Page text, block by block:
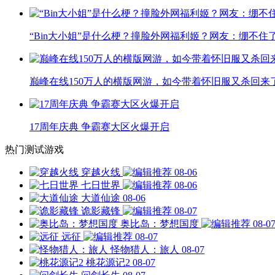
“Bin大小姐”是什么梗？撞脸外网福利姬？网友：绷不住
巅峰在线150万人的横版网游，如今带着怀旧服又杀回来
17周年庆典 争霸赛大区火爆开启
热门测试游戏
穿越火线
08-06
七日世界
08-06
大道仙途 08-06
诡影藏锋
08-07
奥比岛：梦想国度
08-07
远征
08-07
怪物猎人：旅人 08-07
桃花源记2 08-07